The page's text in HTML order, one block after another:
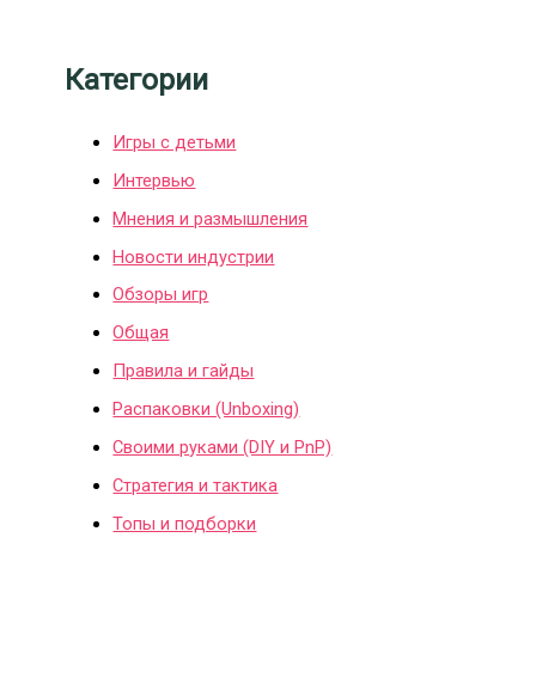
Категории
Игры с детьми
Интервью
Мнения и размышления
Новости индустрии
Обзоры игр
Общая
Правила и гайды
Распаковки (Unboxing)
Своими руками (DIY и PnP)
Стратегия и тактика
Топы и подборки